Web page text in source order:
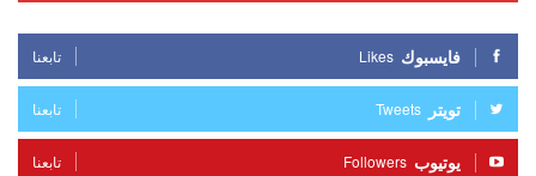
فايسبوك Likes تابعنا
تويتر Tweets تابعنا
يوتيوب Followers تابعنا